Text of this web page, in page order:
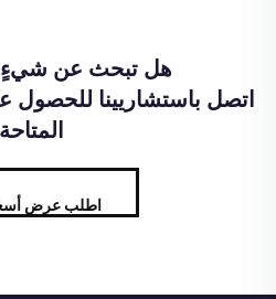
هل تبحث عن شيءٍ
اتصل باستشاريينا للحصول
اطلب عرض